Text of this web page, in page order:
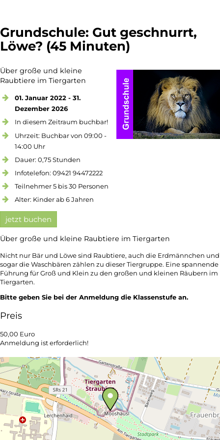
Grundschule: Gut geschnurrt,
Löwe? (45 Minuten)
Über große und kleine
Raubtiere im Tiergarten
01. Januar 2022 - 31.
Dezember 2026
In diesem Zeitraum buchbar!
Uhrzeit: Buchbar von 09:00 -
14:00 Uhr
Dauer: 0,75 Stunden
Infotelefon: 09421 94472222
Teilnehmer 5 bis 30 Personen
Alter: Kinder ab 6 Jahren
jetzt buchen
Über große und kleine Raubtiere im Tiergarten
Nicht nur Bär und Löwe sind Raubtiere, auch die Erdmännchen und
sogar die Waschbären zählen zu dieser Tiergruppe. Eine spannende
Führung für Groß und Klein zu den großen und kleinen Räubern im
Tiergarten.
Bitte geben Sie bei der Anmeldung die Klassenstufe an.
Preis
50,00 Euro
Anmeldung ist erforderlich!